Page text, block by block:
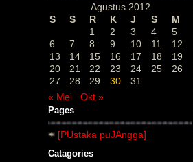
Agustus 2012
S
S R K J S
M
1
2 3 4
5
6
7 8 9 10 11
12
13
14 15 16 17 18
19
20
21 22 23 24 25
26
27
28 29 30
31
« Mei
Okt »
Pages
[PUstaka puJAngga]
Catagories